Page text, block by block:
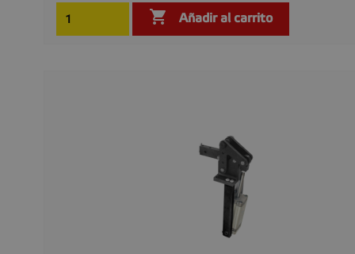
 Añadir al carrito